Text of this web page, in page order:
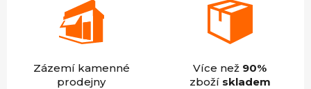
Zázemí kamenné
prodejny
Více než 90%
zboží skladem